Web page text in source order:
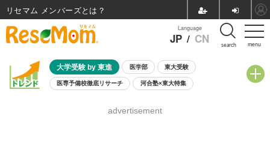
menu
Language
JP / CN search
大学受験 by 東進 医学部 東大受験
医専予備校徹底リサーチ 河合塾×東大特集
8月開催学校説明会・相談会
advertisement
リセマム メンバーズ